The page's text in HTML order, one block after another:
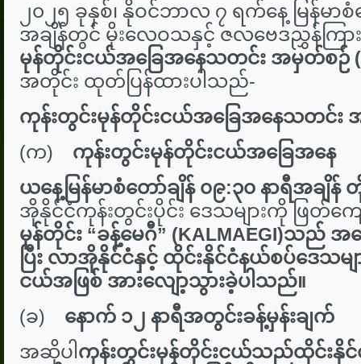
၂၀၂၅ ခုနှစ်၊ နိုဝင်ဘာလ ၇ ရက်နေ့ မြန်မာစံ
အချိန်တွင် မိုးလေဝသနှင့် ဇလဗေဒညွှန်ကြား
မုန်တိုင်းငယ်အခြေအနေသတင်း အမှတ်စဉ် (
အတိုင်း ထုတ်ပြန်ထားပါသည်-
ကုန်းတွင်းမုန်တိုင်းငယ်အခြေအနေသတင်း
(က) ကုန်းတွင်းမုန်တိုင်းငယ်အခြေအနေ
ယနေ့မြန်မာစံတော်ချိန် ၀၉:၃၀ နာရီအချိန်
အိုနိုင်ငံကုန်းတွင်းပိုင်း ဒေသများကို ဖြတ်က
မုန်တိုင်း “ခန့်မေဂီ” (KALMAEGI)သည်
ပြီး လာအိုနိုင်ငံနှင့် ထိုင်းနိုင်ငံနယ်စပ်ဒေသမ
ငယ်အဖြစ် အားလျော့သွားခဲ့ပါသည်။
(ခ) နောက် ၁၂ နာရီအတွင်းခန့်မှန်းချက်
အဆိုပါ ကုန်းတွင်းမုန်တိုင်းငယ်သည်ထိုင်းနိုင်